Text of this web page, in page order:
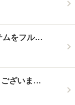
ムをフル…
ございま…